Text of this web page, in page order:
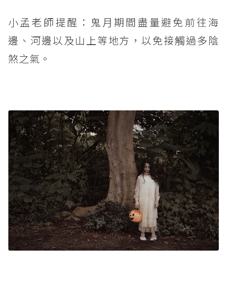
小孟老師提醒：鬼月期間盡量避免前往海
邊、河邊以及山上等地方，以免接觸過多陰
煞之氣。